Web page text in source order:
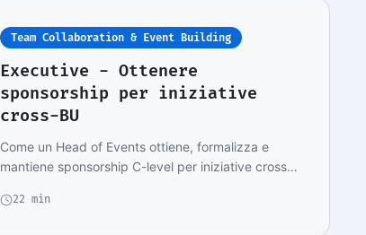
Team Collaboration & Event Building
Executive - Ottenere
sponsorship per iniziative
cross-BU
Come un Head of Events ottiene, formalizza e
mantiene sponsorship C-level per iniziative cross-
22 min